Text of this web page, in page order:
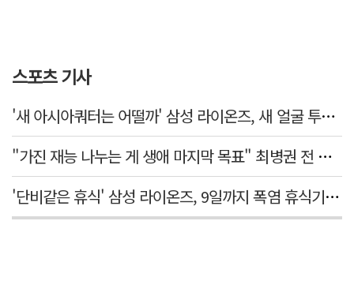
스포츠 기사
'새 아시아쿼터는 어떨까' 삼성 라이온즈, 새 얼굴 투수 미야모리 영입
"가진 재능 나누는 게 생애 마지막 목표" 최병권 전 대구체고 복싱 감독
'단비같은 휴식' 삼성 라이온즈, 9일까지 폭염 휴식기에 재정비